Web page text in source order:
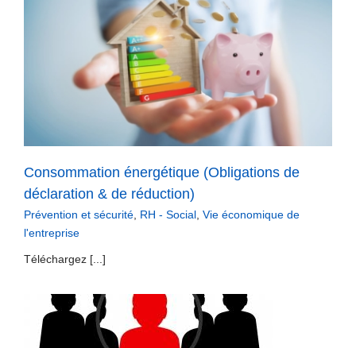
Consommation énergétique (Obligations de
déclaration & de réduction)
Prévention et sécurité RH - Social Vie économique de
l'entreprise
Téléchargez [...]